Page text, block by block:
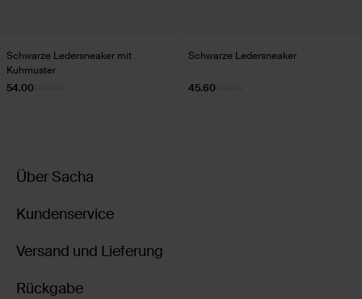
Schwarze Ledersneaker mit
Kuhmuster
54.00
Schwarze Ledersneaker
45.60
Über Sacha
Kundenservice
Versand und Lieferung
Rückgabe